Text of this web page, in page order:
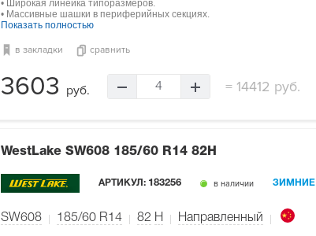
• Широкая линейка типоразмеров.
• Массивные шашки в периферийных секциях.
Показать полностью
в закладки сравнить
3603 руб. 4 = 14412 руб.
WestLake SW608 185/60 R14 82H
АРТИКУЛ: 183256 в наличии ЗИМНИЕ
SW608 185/60 R14 82 H Направленный